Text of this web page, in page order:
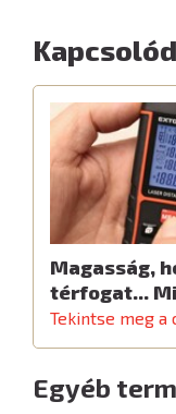
Magasság,
térfogat...
Tekintse meg a
Egyéb